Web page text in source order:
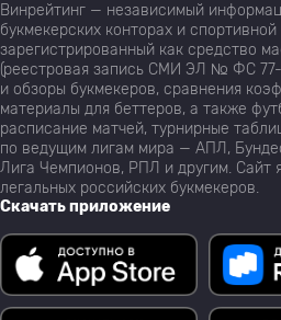
Винрейтинг — независимый
букмекерских конторах и спортивной
зарегистрированный как средство
(реестровая запись СМИ ЭЛ № ФС 77-
и обзоры букмекеров, сравнения
материалы для беттеров, а также
расписание матчей, турнирные
по ведущим лигам мира — АПЛ,
Лига Чемпионов, РПЛ и другим. Сайт
легальных российских букмекеров.
Скачать приложение